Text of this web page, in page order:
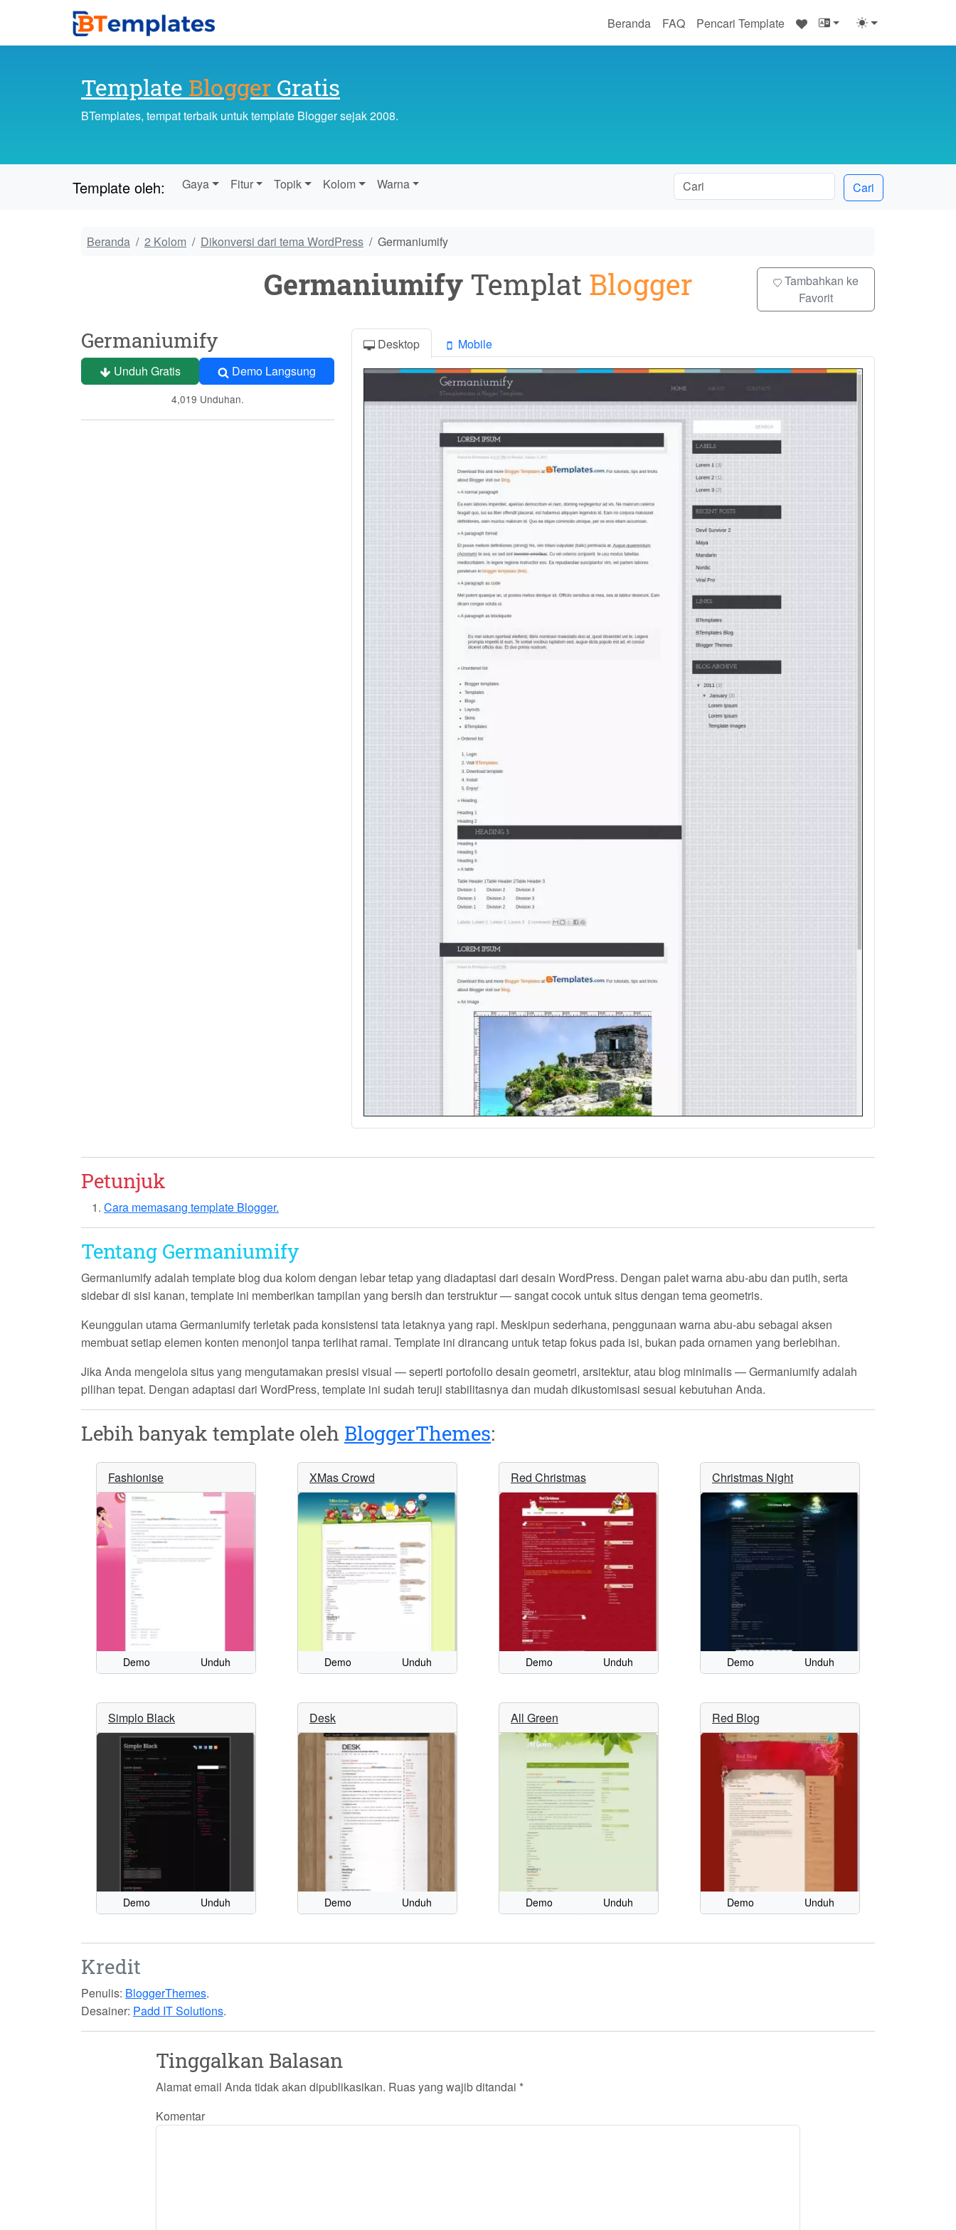
Beranda FAQ Pencari Template ♥
Template Blogger Gratis
BTemplates, tempat terbaik untuk template Blogger sejak 2008.
Template oleh: Gaya Fitur Topik Kolom Warna Cari
Beranda 2 Kolom Dikonversi dari tema WordPress Germaniumify
GermaniumifyTemplat Blogger
Tambahkan ke
Favorit
Germaniumify
Unduh Gratis Demo Langsung
4,019 Unduhan.
Desktop Mobile
Petunjuk
Cara memasang template Blogger.
Tentang Germaniumify
Germaniumify adalah template blog dua kolom dengan lebar tetap yang diadaptasi dari desain WordPress. Dengan palet warna abu-abu dan putih, serta
sidebar di sisi kanan, template ini memberikan tampilan yang bersih dan terstruktur — sangat cocok untuk situs dengan tema geometris.
Keunggulan utama Germaniumify terletak pada konsistensi tata letaknya yang rapi. Meskipun sederhana, penggunaan warna abu-abu sebagai aksen
membuat setiap elemen konten menonjol tanpa terlihat ramai. Template ini dirancang untuk tetap fokus pada isi, bukan pada ornamen yang berlebihan.
Jika Anda mengelola situs yang mengutamakan presisi visual — seperti portofolio desain geometri, arsitektur, atau blog minimalis — Germaniumify adalah
pilihan tepat. Dengan adaptasi dari WordPress, template ini sudah teruji stabilitasnya dan mudah dikustomisasi sesuai kebutuhan Anda.
Lebih banyak template oleh BloggerThemes:
Fashionise
Demo Unduh
XMas Crowd
Demo Unduh
Red Christmas
Demo Unduh
Christmas Night
Demo Unduh
Simplo Black
Demo Unduh
Desk
Demo Unduh
All Green
Demo Unduh
Red Blog
Demo Unduh
Kredit
Penulis: BloggerThemes.
Desainer: Padd IT Solutions.
Tinggalkan Balasan
Alamat email Anda tidak akan dipublikasikan. Ruas yang wajib ditandai *
Komentar